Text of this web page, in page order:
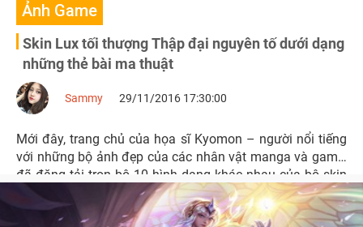
Ảnh Game
Skin Lux tối thượng Thập đại nguyên tố dưới dạng
những thẻ bài ma thuật
Sammy 29/11/2016 17:30:00
Mới đây, trang chủ của họa sĩ Kyomon – người nổi tiếng
với những bộ ảnh đẹp của các nhân vật manga và game,
đã đăng tải trọn bộ 10 hình dạng khác nhau của bộ skin
tối thượng Lux Thập Đại Nguyên Tố dưới hình dạng
những thẻ bài ma thuật